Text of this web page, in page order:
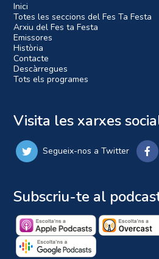
Inici
Totes les seccions del Fes Ta Festa
Arxiu del Fes ta Festa
Emissores
Història
Contacte
Descàrregues
Tots els programes
Visita les xarxes
Segueix-nos a Twitter
Subscriu-te al